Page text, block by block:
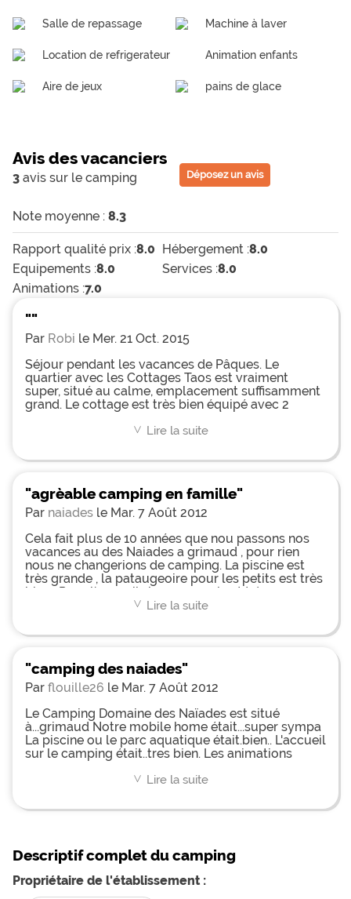
Salle de repassage Machine à laver
Location de refrigerateur Animation enfants
Aire de jeux pains de glace
Avis des vacanciers
3 avis sur le camping Déposez un avis
Note moyenne : 8.3
Rapport qualité prix :8.0 Hébergement :8.0
Equipements :8.0 Services :8.0
Animations :7.0
""
Par Robi le Mer. 21 Oct. 2015
Séjour pendant les vacances de Pâques. Le
quartier avec les Cottages Taos est vraiment
super, situé au calme, emplacement suffisamment
grand. Le cottage est très bien équipé avec 2
de jardin,... La piscine olympique chauffée très
jeunes. Nous avons aussi testé le restaurant qui
la route de la Côte entre Sainte Maxime et St
Tropez, sur les hauteurs. En avril l' emplacement
était bien mais en été avec la circulation cela
cottages Taos car les autres emplacements et
bungalows sont forts proches les uns des autres.
< Lire la suite
"agrèable camping en famille"
Par naiades le Mar. 7 Août 2012
Cela fait plus de 10 années que nou passons nos
vacances au des Naiades a grimaud , pour rien
nous ne changerions de camping. La piscine est
très grande , la pataugeoire pour les petits est très
bien . Pour l'acceuil , le personnel est très sympa .
< Lire la suite
"camping des naiades"
Par flouille26 le Mar. 7 Août 2012
Le Camping Domaine des Naïades est situé
à...grimaud Notre mobile home était...super sympa
La piscine ou le parc aquatique était.bien.. L'accueil
sur le camping était..tres bien. Les animations
< Lire la suite
Descriptif complet du camping
Propriétaire de l'établissement :